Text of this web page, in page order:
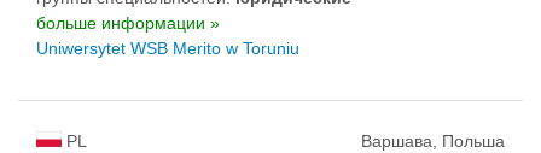
больше информации »
Uniwersytet WSB Merito w Toruniu
PL Варшава, Польша